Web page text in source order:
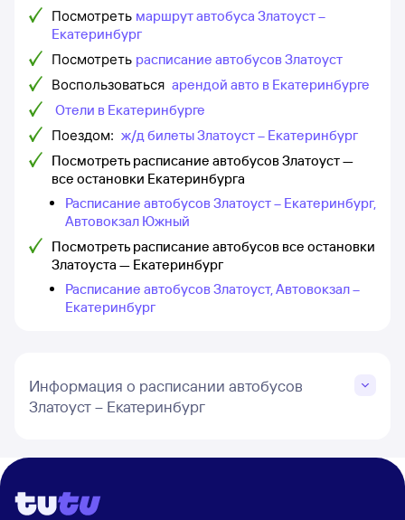
Посмотреть маршрут автобуса Златоуст –
Екатеринбург
Посмотреть расписание автобусов Златоуст
Воспользоваться арендой авто в Екатеринбурге
Отели в Екатеринбурге
Поездом: ж/д билеты Златоуст – Екатеринбург
Посмотреть расписание автобусов Златоуст —
все остановки Екатеринбурга
Расписание автобусов Златоуст – Екатеринбург,
Автовокзал Южный
Посмотреть расписание автобусов все остановки
Златоуста — Екатеринбург
Расписание автобусов Златоуст, Автовокзал –
Екатеринбург
Информация о расписании автобусов
Златоуст – Екатеринбург